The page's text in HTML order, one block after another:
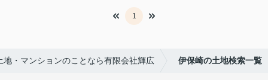
1
・マンションのことなら有限会社輝広 伊保崎の土地検索一覧